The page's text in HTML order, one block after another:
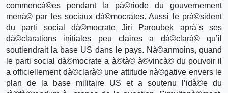
commencà©es pendant la pà©riode du gouvernement
menà© par les sociaux dà©mocrates. Aussi le prà©sident
du parti social dà©mocrate Jiri Paroubek aprà¨s ses
dà©clarations initiales peu claires a dà©clarà© qu’il
soutiendrait la base US dans le pays. Nà©anmoins, quand
le parti social dà©mocrate a à©tà© à©vincà© du pouvoir il
a officiellement dà©clarà© une attitude nà©gative envers le
plan de la base militaire US et a soutenu l’idà©e du